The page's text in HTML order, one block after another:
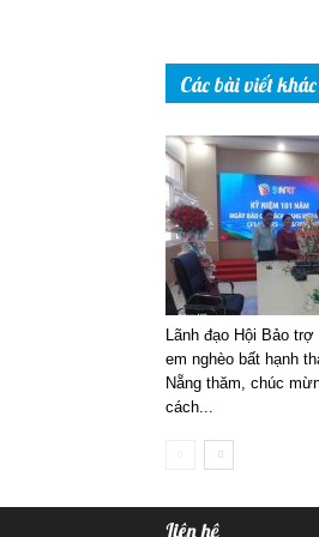
Các bài viết khác
Lãnh đạo Hội Bảo
em nghèo bất hạnh
Nẵng thăm, chúc
cách...
Liên hệ